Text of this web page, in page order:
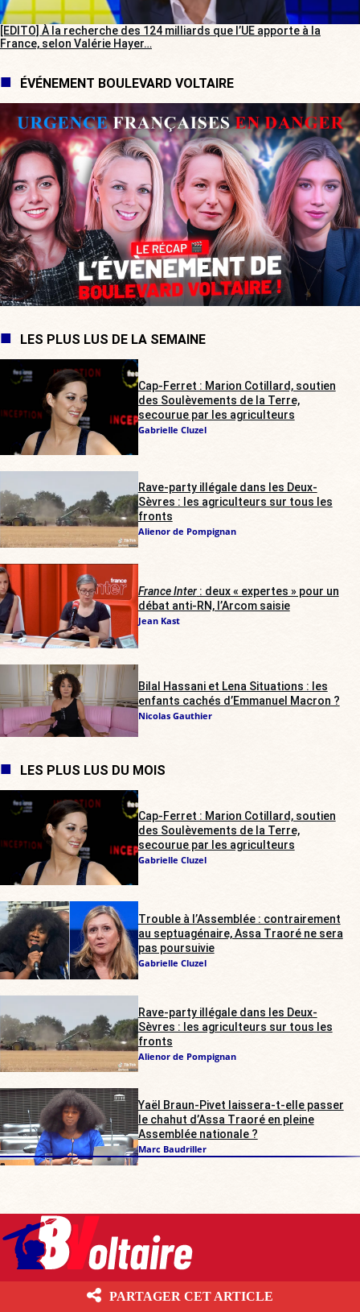
[EDITO] À la recherche des 124 milliards que l’UE apporte à la
France, selon Valérie Hayer…
ÉVÉNEMENT BOULEVARD VOLTAIRE
LES PLUS LUS DE LA SEMAINE
Cap-Ferret : Marion Cotillard, soutien
des Soulèvements de la Terre,
secourue par les agriculteurs
Gabrielle Cluzel
Rave-party illégale dans les Deux-
Sèvres : les agriculteurs sur tous les
fronts
Alienor de Pompignan
France Inter: deux « expertes » pour un
débat anti-RN, l’Arcom saisie
Jean Kast
Bilal Hassani et Lena Situations : les
enfants cachés d’Emmanuel Macron ?
Nicolas Gauthier
LES PLUS LUS DU MOIS
Cap-Ferret : Marion Cotillard, soutien
des Soulèvements de la Terre,
secourue par les agriculteurs
Gabrielle Cluzel
Trouble à l’Assemblée : contrairement
au septuagénaire, Assa Traoré ne sera
pas poursuivie
Gabrielle Cluzel
Rave-party illégale dans les Deux-
Sèvres : les agriculteurs sur tous les
fronts
Alienor de Pompignan
Yaël Braun-Pivet laissera-t-elle passer
le chahut d’Assa Traoré en pleine
Assemblée nationale ?
Marc Baudriller
Boulevard Voltaire 10.6.1 Les contenus écrits publiés par Boulevard
Voltaire sont mis à disposition selon les termes de la Licence Creative
PARTAGER CET ARTICLE